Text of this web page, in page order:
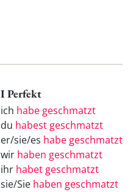
I Perfekt
ich habe geschmatzt
du habest geschmatzt
er/sie/es habe geschmatzt
wir haben geschmatzt
ihr habet geschmatzt
sie/Sie haben geschmatzt